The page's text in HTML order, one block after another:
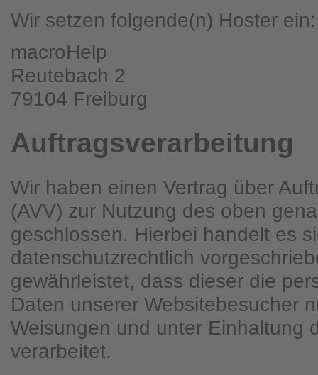
Wir setzen folgende(n) Hoster ein:
macroHelp
Reutebach 2
79104 Freiburg
Auftragsverarbeitung
Wir haben einen Vertrag über
(AVV) zur Nutzung des oben
geschlossen. Hierbei handelt es
datenschutzrechtlich
gewährleistet, dass dieser die
Daten unserer Websitebesucher
Weisungen und unter Einhaltung
verarbeitet.